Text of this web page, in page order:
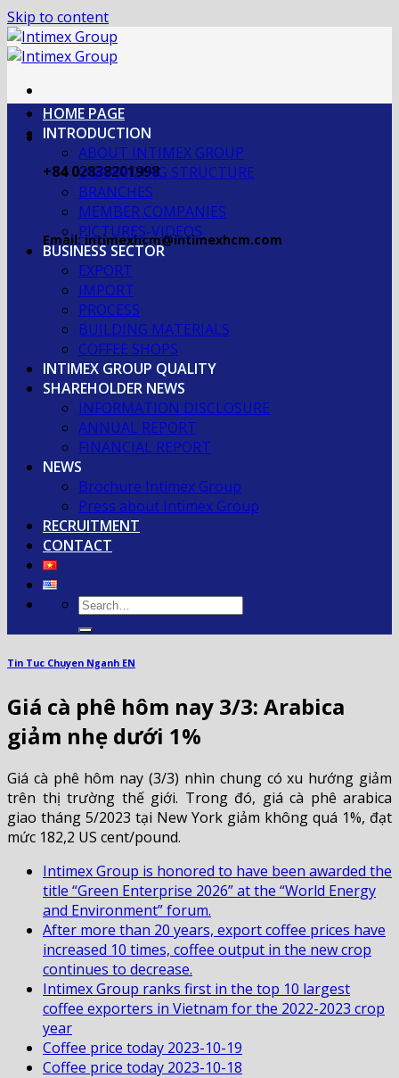
Skip to content
+84 02838201998
Email: intimexhcm@intimexhcm.com
HOME PAGE
INTRODUCTION
ABOUT INTIMEX GROUP
OGRANIZING STRUCTURE
BRANCHES
MEMBER COMPANIES
PICTURES-VIDEOS
BUSINESS SECTOR
EXPORT
IMPORT
PROCESS
BUILDING MATERIALS
COFFEE SHOPS
INTIMEX GROUP QUALITY
SHAREHOLDER NEWS
INFORMATION DISCLOSURE
ANNUAL REPORT
FINANCIAL REPORT
NEWS
Brochure Intimex Group
Press about Intimex Group
RECRUITMENT
CONTACT
Tin Tuc Chuyen Nganh EN
Giá cà phê hôm nay 3/3: Arabica
giảm nhẹ dưới 1%
Giá cà phê hôm nay (3/3) nhìn chung có xu hướng giảm
trên thị trường thế giới. Trong đó, giá cà phê arabica
giao tháng 5/2023 tại New York giảm không quá 1%, đạt
mức 182,2 US cent/pound.
Intimex Group is honored to have been awarded the
title “Green Enterprise 2026” at the “World Energy
and Environment” forum.
After more than 20 years, export coffee prices have
increased 10 times, coffee output in the new crop
continues to decrease.
Intimex Group ranks first in the top 10 largest
coffee exporters in Vietnam for the 2022-2023 crop
year
Coffee price today 2023-10-19
Coffee price today 2023-10-18